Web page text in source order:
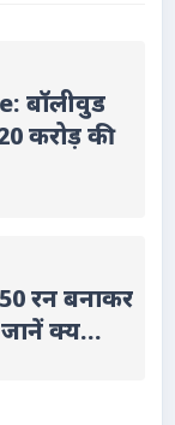
बॉलीवुड
करोड़ की
रन बनाकर
जानें क्य...